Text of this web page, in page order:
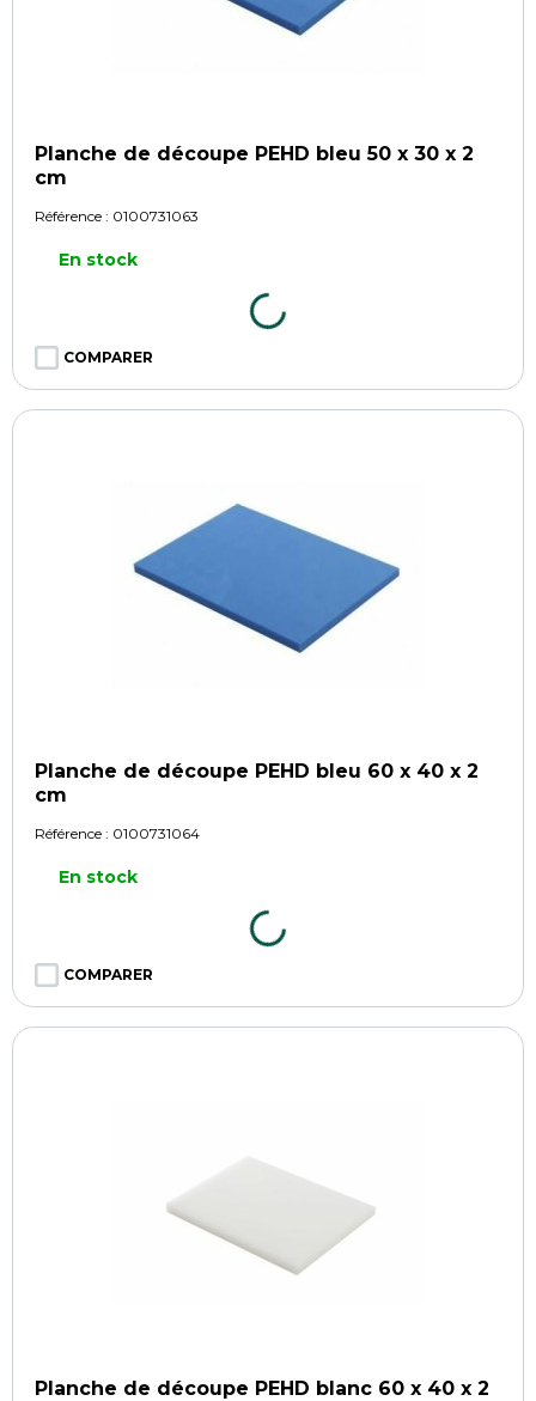
Planche de découpe PEHD bleu 50 x 30 x 2
cm
Référence : 0100731063
En stock
COMPARER
Planche de découpe PEHD bleu 60 x 40 x 2
cm
Référence : 0100731064
En stock
COMPARER
Planche de découpe PEHD blanc 60 x 40 x 2